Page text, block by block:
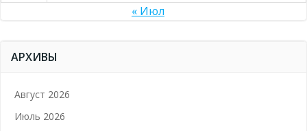
« Июл
АРХИВЫ
Август 2026
Июль 2026